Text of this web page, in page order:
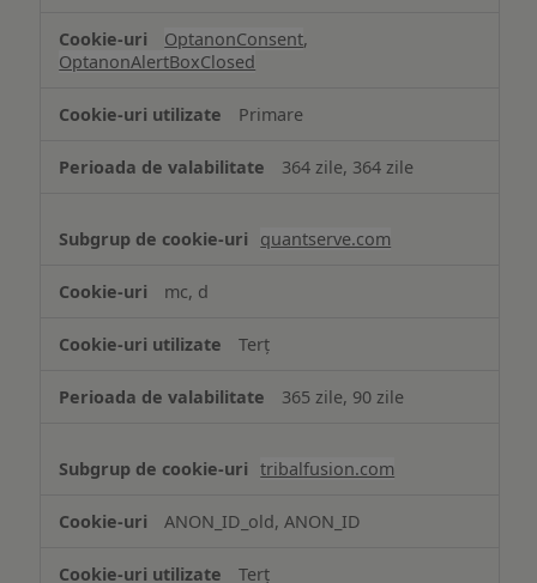
OptanonConsent,
OptanonAlertBoxClosed
Primare
364 zile, 364 zile
quantserve.com
mc, d
Terț
365 zile, 90 zile
tribalfusion.com
ANON_ID_old, ANON_ID
Terț